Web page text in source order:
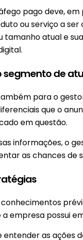
pago deve,
ou serviço a
tamanho atual e
segmento de
para o
que o
em questão.
informações, o
as chances de
conhecimentos
a empresa possui
as ações